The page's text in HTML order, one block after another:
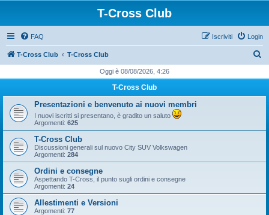
T-Cross Club
FAQ Login
Iscriviti
T-Cross Club T-Cross Club
c
Oggi è 08/08/2026, 4:26
T-Cross Club
Presentazioni e benvenuto ai nuovi membri
I nuovi iscritti si presentano, è gradito un saluto
Argomenti: 625
T-Cross Club
Discussioni generali sul nuovo City SUV Volkswagen
Argomenti: 284
Ordini e consegne
Aspettando T-Cross, il punto sugli ordini e consegne
Argomenti: 24
Allestimenti e Versioni
Argomenti: 77